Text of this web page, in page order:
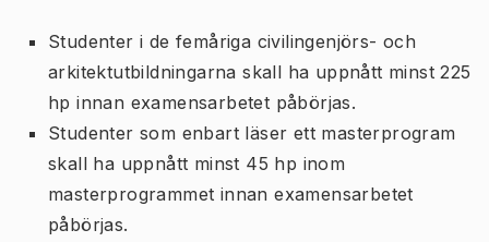
Studenter i de femåriga civilingenjörs- och
arkitektutbildningarna skall ha uppnått minst 225
hp innan examensarbetet påbörjas.
Studenter som enbart läser ett masterprogram
skall ha uppnått minst 45 hp inom
masterprogrammet innan examensarbetet
påbörjas.